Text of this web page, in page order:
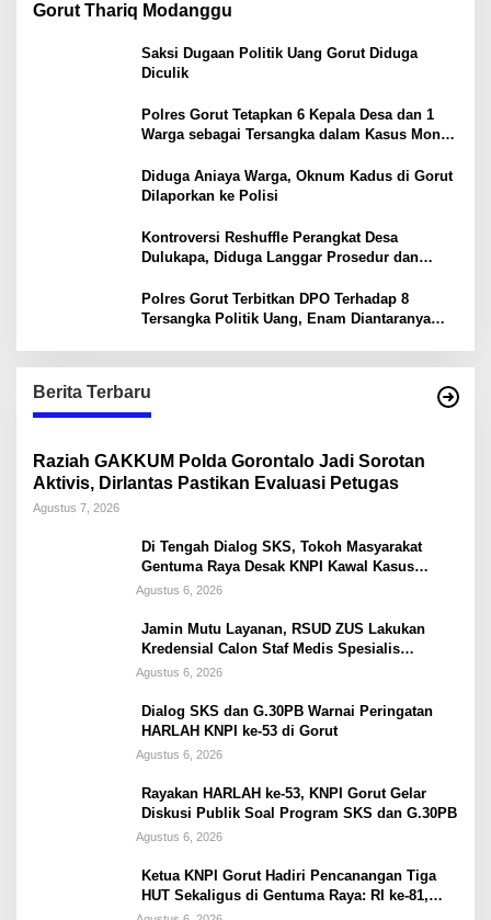
Gorut Thariq Modanggu
Saksi Dugaan Politik Uang Gorut Diduga
Diculik
Polres Gorut Tetapkan 6 Kepala Desa dan 1
Warga sebagai Tersangka dalam Kasus Money
Diduga Aniaya Warga, Oknum Kadus di Gorut
Dilaporkan ke Polisi
Kontroversi Reshuffle Perangkat Desa
Dulukapa, Diduga Langgar Prosedur dan
Polres Gorut Terbitkan DPO Terhadap 8
Tersangka Politik Uang, Enam Diantaranya
Berita Terbaru
Raziah GAKKUM Polda Gorontalo Jadi Sorotan
Aktivis, Dirlantas Pastikan Evaluasi Petugas
Agustus 7, 2026
Di Tengah Dialog SKS, Tokoh Masyarakat
Gentuma Raya Desak KNPI Kawal Kasus
Kematian Remaja yang Masih Misteri
Agustus 6, 2026
Jamin Mutu Layanan, RSUD ZUS Lakukan
Kredensial Calon Staf Medis Spesialis
Konservasi Gigi
Agustus 6, 2026
Dialog SKS dan G.30PB Warnai Peringatan
HARLAH KNPI ke-53 di Gorut
Agustus 6, 2026
Rayakan HARLAH ke-53, KNPI Gorut Gelar
Diskusi Publik Soal Program SKS dan G.30PB
Agustus 6, 2026
Ketua KNPI Gorut Hadiri Pencanangan Tiga
HUT Sekaligus di Gentuma Raya: RI ke-81,
Pramuka ke-65, dan Kecamatan ke-17